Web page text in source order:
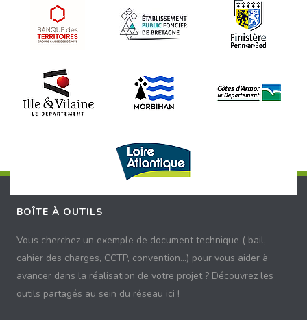
BOÎTE À OUTILS
Vous cherchez un exemple de document technique ( bail,
cahier des charges, CCTP, convention...) pour vous aider à
avancer dans la réalisation de votre projet ? Découvrez les
outils partagés au sein du réseau ici !